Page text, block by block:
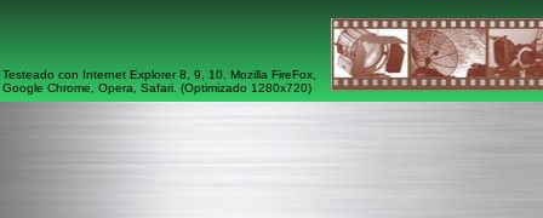
Testeado con Internet Explorer 8, 9, 10, Mozilla FireFox,
Google Chrome, Opera, Safari. (Optimizado 1280x720)